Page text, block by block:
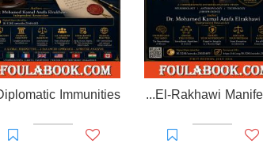
Prisoner of Perception: The El-Rakhawi Manifesto